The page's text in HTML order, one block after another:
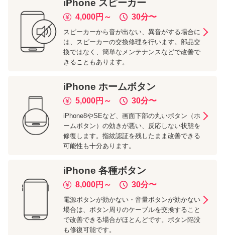
iPhone スピーカー
4,000円～ 30分〜
スピーカーから音が出ない、異音がする場合に
は、スピーカーの交換修理を行います。部品交
換ではなく、簡単なメンテナンスなどで改善で
きることもあります。
iPhone ホームボタン
5,000円～ 30分〜
iPhone8やSEなど、画面下部の丸いボタン（ホ
ームボタン）の効きが悪い、反応しない状態を
修復します。指紋認証を残したまま改善できる
可能性も十分あります。
iPhone 各種ボタン
8,000円～ 30分〜
電源ボタンが効かない・音量ボタンが効かない
場合は、ボタン周りのケーブルを交換すること
で改善できる場合がほとんどです。ボタン陥没
も修復可能です。